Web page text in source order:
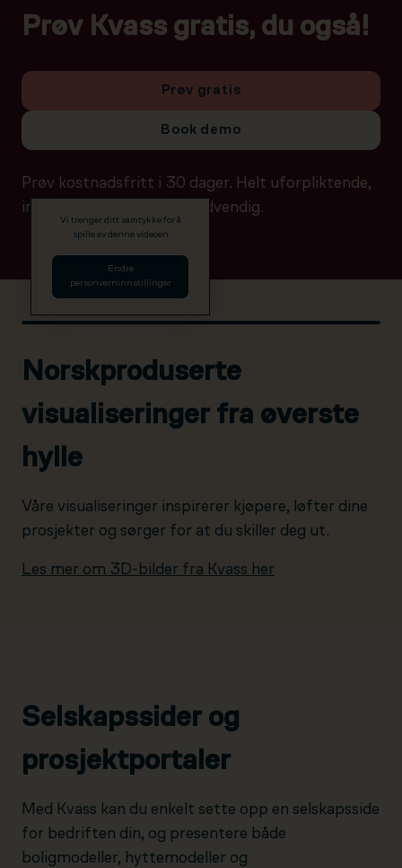
Prøv Kvass gratis, du også!
Prøv gratis
Book demo
Prøv kostnadsfritt i 30 dager. Helt uforpliktende,
ingen betalingsdetaljer nødvendig.
Vi trenger ditt samtykke for å
spille av denne videoen
Endre
personverninnstillinger
Norskproduserte
visualiseringer fra øverste
hylle
Våre visualiseringer inspirerer kjøpere, løfter dine
prosjekter og sørger for at du skiller deg ut.
Les mer om 3D-bilder fra Kvass her
Selskapssider og
prosjektportaler
Med Kvass kan du enkelt sette opp en selskapsside
for bedriften din, og presentere både
boligmodeller, hyttemodeller og